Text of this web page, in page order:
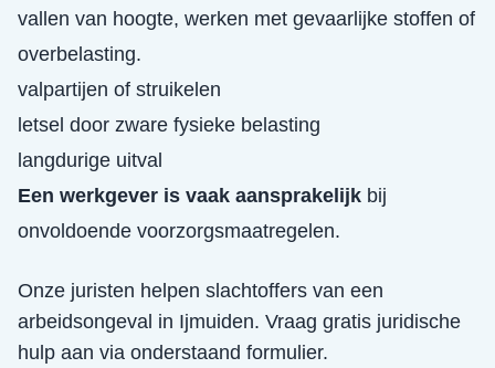
vallen van hoogte, werken met gevaarlijke stoffen of
overbelasting.
valpartijen of struikelen
letsel door zware fysieke belasting
langdurige uitval
Een werkgever is vaak aansprakelijk bij
onvoldoende voorzorgsmaatregelen.
Onze juristen helpen slachtoffers van een
arbeidsongeval in Ijmuiden. Vraag gratis juridische
hulp aan via onderstaand formulier.